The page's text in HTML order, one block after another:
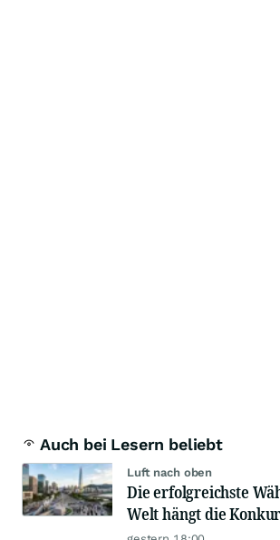
Auch bei Lesern beliebt
Luft nach oben
Die erfolgreichste
Welt hängt die